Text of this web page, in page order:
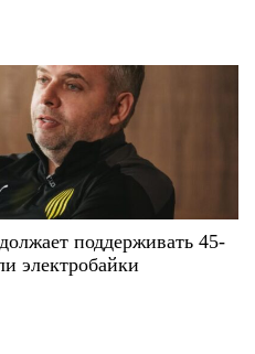
поддерживать 45-
электробайки